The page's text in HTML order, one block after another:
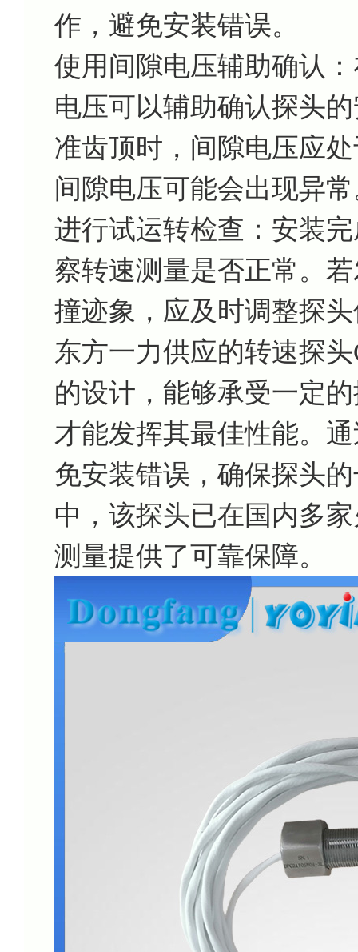
作，避免安装错误。
使用间隙电压辅助确认
电压可以辅助确认探头
准齿顶时，间隙电压应
间隙电压可能会出现异
进行试运转检查：安装
察转速测量是否正常。
撞迹象，应及时调整探
东方一力供应的转速探
的设计，能够承受一定
才能发挥其最佳性能。
免安装错误，确保探头
中，该探头已在国内多
测量提供了可靠保障。